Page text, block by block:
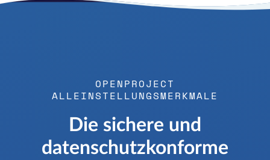
OPENPROJECT
ALLEINSTELLUNGSMERKMALE
Die sichere und
datenschutzkonforme